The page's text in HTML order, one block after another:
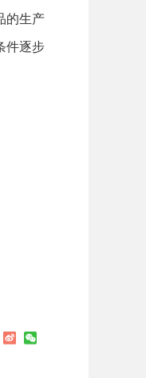
的生产
件逐步